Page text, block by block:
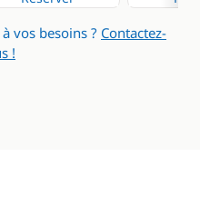
Générateur
Panneaux solaires
vos besoins ? Contactez-
!